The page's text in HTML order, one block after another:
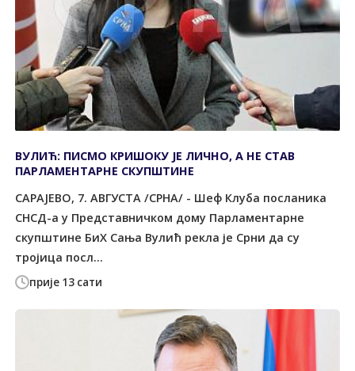
прије 13 сати
ВУЛИЋ: ПИСМО КРИШОКУ ЈЕ ЛИЧНО, А НЕ СТАВ
ПАРЛАМЕНТАРНЕ СКУПШТИНЕ
САРАЈЕВО, 7. АВГУСТА /СРНА/ - Шеф Клуба посланика
СНСД-а у Представничком дому Парламентарне
скупштине БиХ Сања Вулић рекла је Срни да су
тројица посл...